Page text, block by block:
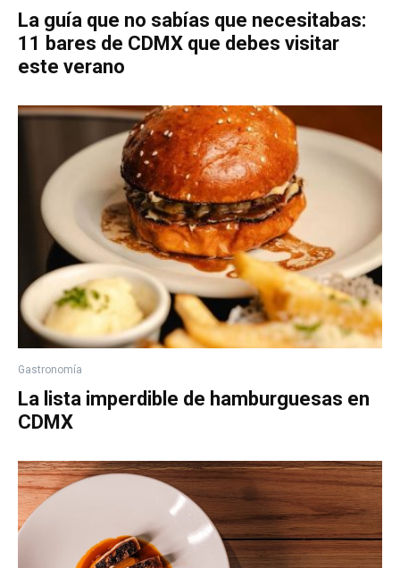
La guía que no sabías que necesitabas:
11 bares de CDMX que debes visitar
este verano
Gastronomía
La lista imperdible de hamburguesas en
CDMX